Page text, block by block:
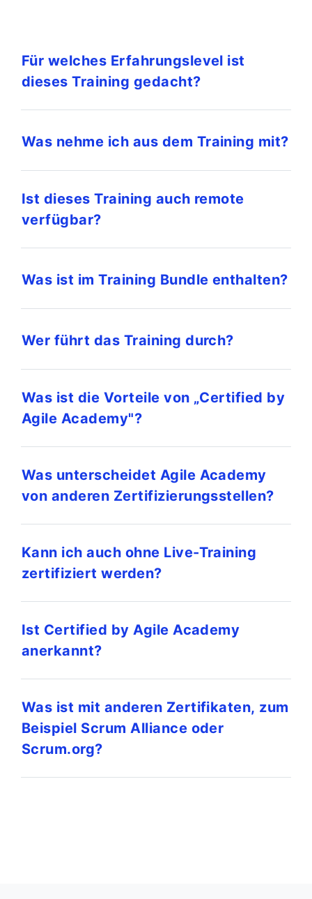
Für welches Erfahrungslevel ist
dieses Training gedacht?
Was nehme ich aus dem Training mit?
Ist dieses Training auch remote
verfügbar?
Was ist im Training Bundle enthalten?
Wer führt das Training durch?
Was ist die Vorteile von „Certified by
Agile Academy"?
Was unterscheidet Agile Academy
von anderen Zertifizierungsstellen?
Kann ich auch ohne Live-Training
zertifiziert werden?
Ist Certified by Agile Academy
anerkannt?
Was ist mit anderen Zertifikaten, zum
Beispiel Scrum Alliance oder
Scrum.org?